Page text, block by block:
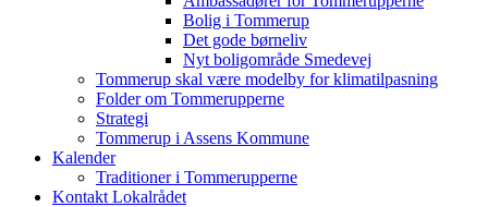
Bolig i Tommerup
Det gode børneliv
Nyt boligområde Smedevej
Tommerup skal være modelby for klimatilpasning
Folder om Tommerupperne
Strategi
Tommerup i Assens Kommune
Kalender
Traditioner i Tommerupperne
Kontakt Lokalrådet